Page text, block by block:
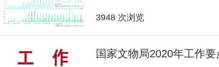
3948 次浏览
国家文物局2020年工作要